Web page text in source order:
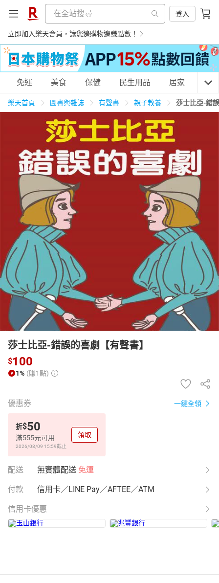
登入
立即加入樂天會員，讓您邊購物邊賺點數！
購物網分類
天天免運 美食蛋糕 養生保健
居家生活 3C家電 運動休閒 親子玩具
女裝 男裝 化妝保養 情趣用品
日本購物 電子/紙本書
HOT
免運 美食 保健 民生用品 居家 3C
樂天首頁 圖書與雜誌 有聲書 親子教養 莎士比亞-錯
莎士比亞-錯誤的喜劇【有聲書】
$100
1% (賺1點)
優惠券 一鍵全領
折$50
滿555元可用
2026/08/09 15:59截止
領取
配送 無實體配送 免運
付款 信用卡／LINE Pay／AFTEE／ATM
信用卡優惠